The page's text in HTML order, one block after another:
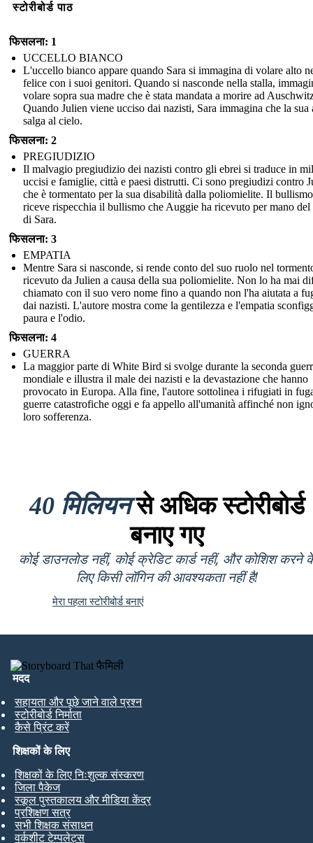
स्टोरीबोर्ड पाठ
फिसलना: 1
UCCELLO BIANCO
L'uccello bianco appare quando Sara si immagina di volare alto
felice con i suoi genitori. Quando si nasconde nella stalla,
volare sopra sua madre che è stata mandata a morire ad
Quando Julien viene ucciso dai nazisti, Sara immagina che la sua
salga al cielo.
फिसलना: 2
PREGIUDIZIO
Il malvagio pregiudizio dei nazisti contro gli ebrei si traduce in
uccisi e famiglie, città e paesi distrutti. Ci sono pregiudizi contro
che è tormentato per la sua disabilità dalla poliomielite. Il
riceve rispecchia il bullismo che Auggie ha ricevuto per mano del
di Sara.
फिसलना: 3
EMPATIA
Mentre Sara si nasconde, si rende conto del suo ruolo nel
ricevuto da Julien a causa della sua poliomielite. Non lo ha mai
chiamato con il suo vero nome fino a quando non l'ha aiutata a
dai nazisti. L'autore mostra come la gentilezza e l'empatia
paura e l'odio.
फिसलना: 4
GUERRA
La maggior parte di White Bird si svolge durante la seconda
mondiale e illustra il male dei nazisti e la devastazione che hanno
provocato in Europa. Alla fine, l'autore sottolinea i rifugiati in
guerre catastrofiche oggi e fa appello all'umanità affinché non
loro sofferenza.
40 मिलियनसे अधिक स्टोरीबोर्ड
बनाए गए
कोई डाउनलोड नहीं, कोई क्रेडिट कार्ड नहीं, और कोशिश करने
लिए किसी लॉगिन की आवश्यकता नहीं है!
मेरा पहला स्टोरीबोर्ड बनाएं
मदद
सहायता और पूछे जाने वाले प्रश्न
स्टोरीबोर्ड निर्माता
कैसे प्रिंट करें
शिक्षकों के लिए
शिक्षकों के लिए निःशुल्क संस्करण
जिला पैकेज
स्कूल पुस्तकालय और मीडिया केंद्र
प्रशिक्षण सत्र
सभी शिक्षक संसाधन
वर्कशीट टेम्पलेट्स